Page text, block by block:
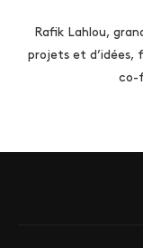
Rafik Lahlou,
projets et d’idées,
co-